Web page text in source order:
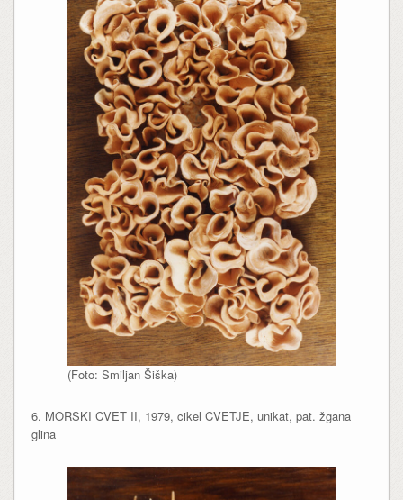
(Foto: Smiljan Šiška)
6. MORSKI CVET II, 1979, cikel CVETJE, unikat, pat. žgana
glina